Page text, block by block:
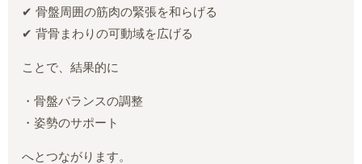
✔ 骨盤周囲の筋肉の緊張を和らげる
✔ 背骨まわりの可動域を広げる
ことで、結果的に
・骨盤バランスの調整
・姿勢のサポート
へとつながります。